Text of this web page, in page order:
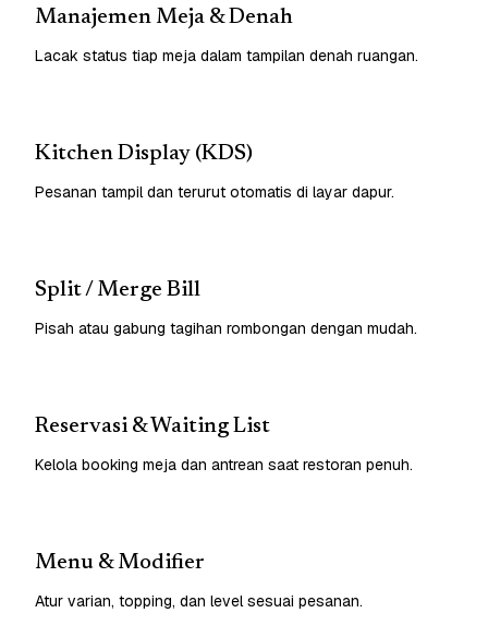
Manajemen Meja & Denah
Lacak status tiap meja dalam tampilan denah ruangan.
Kitchen Display (KDS)
Pesanan tampil dan terurut otomatis di layar dapur.
Split / Merge Bill
Pisah atau gabung tagihan rombongan dengan mudah.
Reservasi & Waiting List
Kelola booking meja dan antrean saat restoran penuh.
Menu & Modifier
Atur varian, topping, dan level sesuai pesanan.